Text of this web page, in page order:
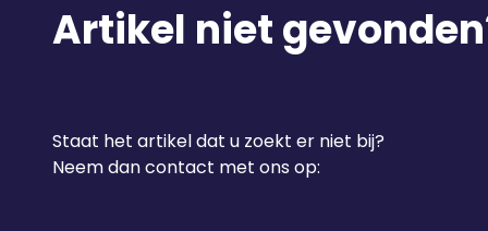
Artikel niet
Staat het artikel dat u zoekt er niet bij?
Neem dan contact met ons op: